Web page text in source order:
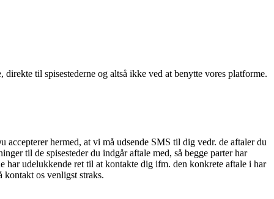
til spisestederne og altså ikke ved at benytte vores platforme.
hermed, at vi må udsende SMS til dig vedr. de aftaler du
til de spisesteder du indgår aftale med, så begge parter har
udelukkende ret til at kontakte dig ifm. den konkrete aftale i har
kontakt os venligst straks.